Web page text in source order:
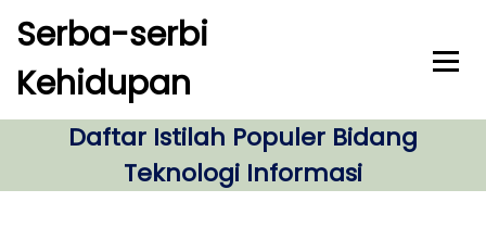
Serba-serbi
Kehidupan
Daftar Istilah Populer Bidang
Teknologi Informasi